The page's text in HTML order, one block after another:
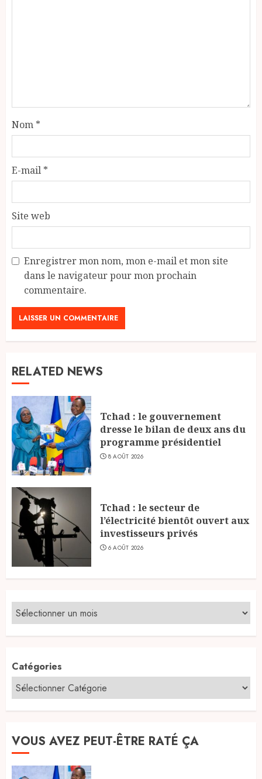
Nom *
E-mail *
Site web
Enregistrer mon nom, mon e-mail et mon site
dans le navigateur pour mon prochain
commentaire.
RELATED NEWS
Tchad : le gouvernement
dresse le bilan de deux ans du
programme présidentiel
8 AOÛT 2026
Tchad : le secteur de
l’électricité bientôt ouvert aux
investisseurs privés
6 AOÛT 2026
Catégories
VOUS AVEZ PEUT-ÊTRE RATÉ ÇA